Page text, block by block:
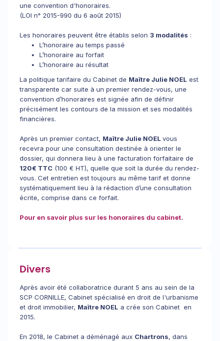
une convention d'honoraires.
(LOI n° 2015-990 du 6 août 2015)
Les honoraires peuvent être établis selon 3 modalités :
L’honoraire au temps passé
L’honoraire au forfait
L’honoraire au résultat
La politique tarifaire du Cabinet de Maître Julie NOEL est
transparente car suite à un premier rendez-vous, une
convention d’honoraires est signée afin de définir
précisément les contours de la mission et ses modalités
financières.
Après un premier contact, Maître Julie NOEL vous
recevra pour une consultation destinée à orienter le
dossier, qui donnera lieu à une facturation forfaitaire de
120€ TTC (100 € HT), quelle que soit la durée du rendez-
vous. Cet entretien est toujours au même tarif et donne
systématiquement lieu à la rédaction d’une consultation
écrite, comprise dans ce forfait.
Pour en savoir plus sur les honoraires du cabinet.
Divers
Après avoir été collaboratrice durant 5 ans au sein de la
SCP CORNILLE, Cabinet spécialisé en droit de l'urbanisme
et droit immobilier, Maître NOEL a crée son Cabinet en
2015.
En 2018, le Cabinet a déménagé aux Chartrons, dans